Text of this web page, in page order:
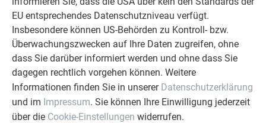
EU entsprechendes Datenschutzniveau verfügt.
Insbesondere können US-Behörden zu Kontroll- bzw.
Überwachungszwecken auf Ihre Daten zugreifen, ohne
dass Sie darüber informiert werden und ohne dass Sie
dagegen rechtlich vorgehen können. Weitere
Informationen finden Sie in unserer Datenschutzerklärung
und im Impressum. Sie können Ihre Einwilligung jederzeit
über die Cookie-Einstellungen widerrufen.
FLACHE HIERARCHIEN
agiles Team mit flachen Hierarchien und viel
Eigenverantwortung